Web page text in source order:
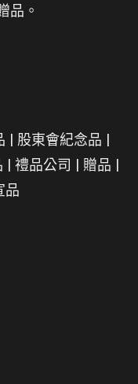
品。
| 股東會紀念品 |
| 禮品公司 | 贈品 |
品